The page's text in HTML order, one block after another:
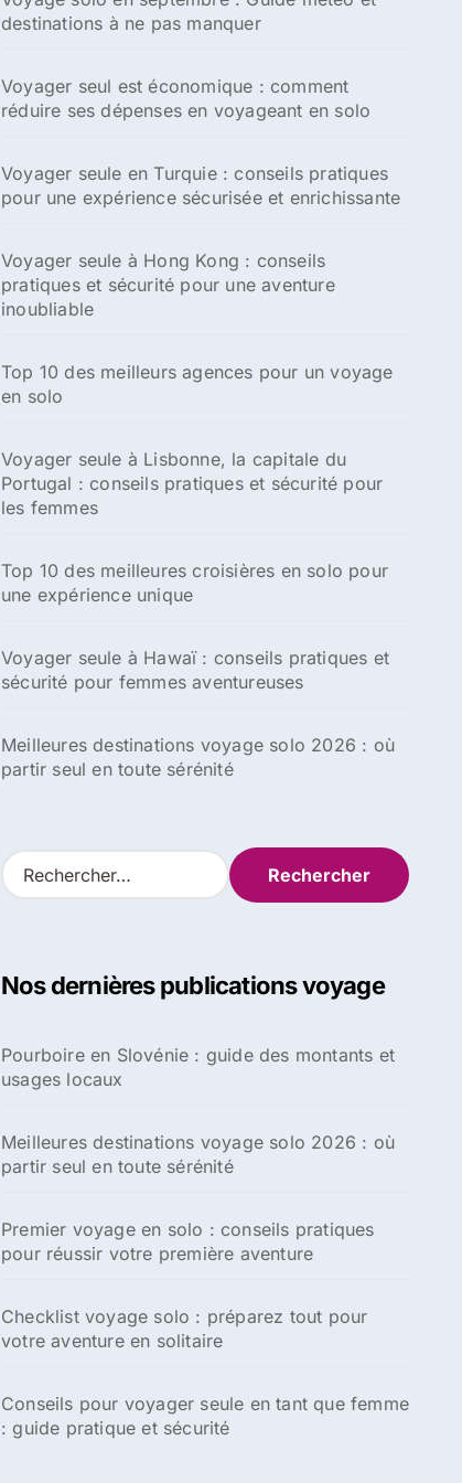
destinations à ne pas manquer
Voyager seul est économique : comment
réduire ses dépenses en voyageant en solo
Voyager seule en Turquie : conseils pratiques
pour une expérience sécurisée et enrichissante
Voyager seule à Hong Kong : conseils
pratiques et sécurité pour une aventure
inoubliable
Top 10 des meilleurs agences pour un voyage
en solo
Voyager seule à Lisbonne, la capitale du
Portugal : conseils pratiques et sécurité pour
les femmes
Top 10 des meilleures croisières en solo pour
une expérience unique
Voyager seule à Hawaï : conseils pratiques et
sécurité pour femmes aventureuses
Meilleures destinations voyage solo 2026 : où
partir seul en toute sérénité
R
e
r
e
r
Nos dernières publications voyage
Pourboire en Slovénie : guide des montants et
usages locaux
Meilleures destinations voyage solo 2026 : où
partir seul en toute sérénité
Premier voyage en solo : conseils pratiques
pour réussir votre première aventure
Checklist voyage solo : préparez tout pour
votre aventure en solitaire
Conseils pour voyager seule en tant que femme
: guide pratique et sécurité